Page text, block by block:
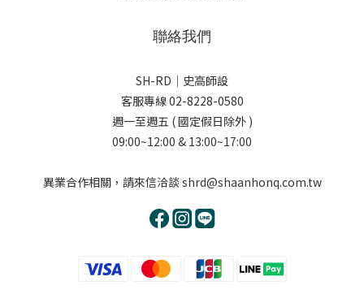
聯絡我們
SH-RD｜史高師設
客服專線 02-8228-0580
週一至週五 ( 國定假日除外 )
09:00~12:00 & 13:00~17:00
異業合作相關，請來信洽談 shrd@shaanhonq.com.tw